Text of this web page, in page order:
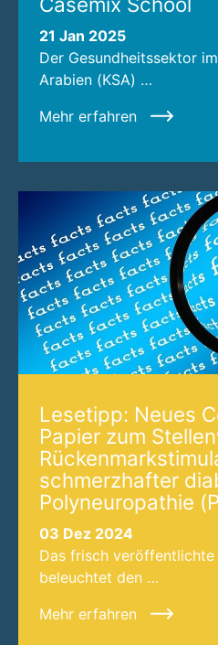
21 Jan 2025
Der Gesundheitssektor
Arabien (KSA) …
Mehr erfahren
Lesetipp: Neues
Papier zum
schmerzhafter
Polyneuropathie
03 Dez 2024
Das frisch veröffentlichte
beleuchtet den …
Mehr erfahren